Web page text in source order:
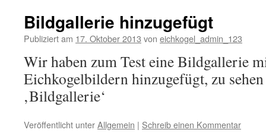
Bildgallerie hinzugefügt
Publiziert am 17. Oktober 2013 von eichkogel_admin_123
Wir haben zum Test eine Bildgallerie
Eichkogelbildern hinzugefügt, zu
‚Bildgallerie‘
Veröffentlicht unterAllgemein | Schreib einen Kommentar